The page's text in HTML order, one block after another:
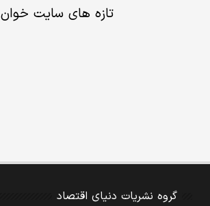
تازه های سایت خوان
گروه نشریات دنیای اقتصاد